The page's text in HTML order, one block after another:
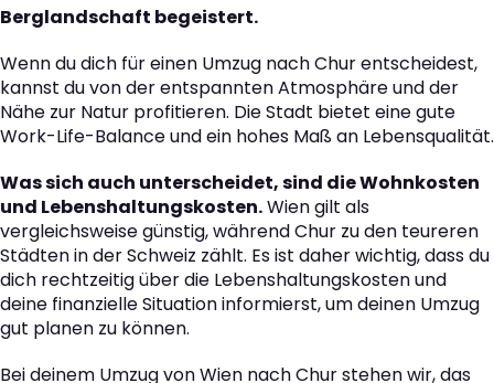
Berglandschaft begeistert.
Wenn du dich für einen Umzug nach Chur entscheidest,
kannst du von der entspannten Atmosphäre und der
Nähe zur Natur profitieren. Die Stadt bietet eine gute
Work-Life-Balance und ein hohes Maß an Lebensqualität.
Was sich auch unterscheidet, sind die Wohnkosten
und Lebenshaltungskosten.Wien gilt als
vergleichsweise günstig, während Chur zu den teureren
Städten in der Schweiz zählt. Es ist daher wichtig, dass du
dich rechtzeitig über die Lebenshaltungskosten und
deine finanzielle Situation informierst, um deinen Umzug
gut planen zu können.
Bei deinem Umzug von Wien nach Chur stehen wir, das